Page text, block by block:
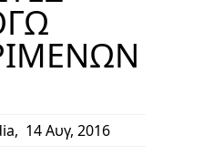
, 14 Αυγ, 2016